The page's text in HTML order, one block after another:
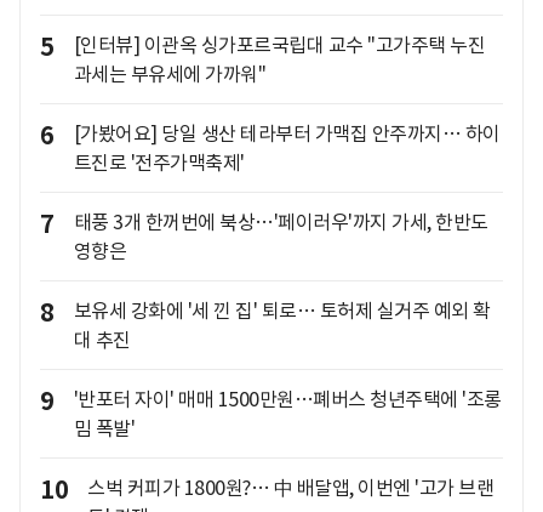
5
[인터뷰] 이관옥 싱가포르국립대 교수 "고가주택 누진
과세는 부유세에 가까워"
6
[가봤어요] 당일 생산 테라부터 가맥집 안주까지… 하이
트진로 '전주가맥축제'
7
태풍 3개 한꺼번에 북상…'페이러우'까지 가세, 한반도
영향은
8
보유세 강화에 '세 낀 집' 퇴로… 토허제 실거주 예외 확
대 추진
9
'반포터 자이' 매매 1500만원…폐버스 청년주택에 '조롱
밈 폭발'
10
스벅 커피가 1800원?… 中 배달앱, 이번엔 '고가 브랜